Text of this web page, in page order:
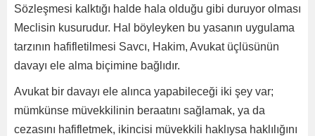
Sözleşmesi kalktığı halde hala olduğu gibi duruyor olması
Meclisin kusurudur. Hal böyleyken bu yasanın uygulama
tarzının hafifletilmesi Savcı, Hakim, Avukat üçlüsünün
davayı ele alma biçimine bağlıdır.
Avukat bir davayı ele alınca yapabileceği iki şey var;
mümkünse müvekkilinin beraatını sağlamak, ya da
cezasını hafifletmek, ikincisi müvekkili haklıysa haklılığını